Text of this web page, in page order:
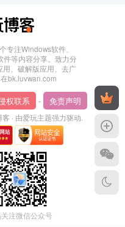
专注Windows软件、
等内容分享。致力分
、破解版应用、去广
bk.luvwan.com
权联系 - 免责声明
客 · 由爱玩主题强力驱动.
注微信公众号